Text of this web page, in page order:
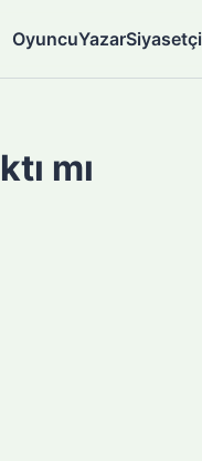
OyuncuYazarSiyasetçi
mı